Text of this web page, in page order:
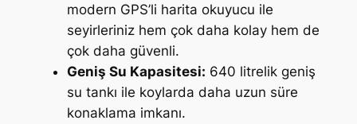
modern GPS’li harita okuyucu ile
seyirleriniz hem çok daha kolay hem de
çok daha güvenli.
Geniş Su Kapasitesi: 640 litrelik geniş
su tankı ile koylarda daha uzun süre
konaklama imkanı.